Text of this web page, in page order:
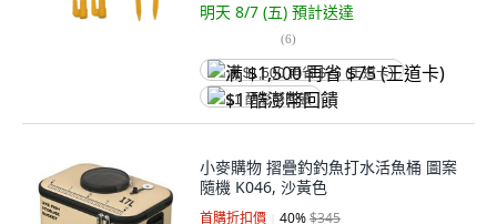
明天 8/7 (五) 預計送達
(6)
满 $1,500 再省 $75 (王道卡)
$1 酷澎幣回饋
小麥購物 摺疊釣釣魚打水活魚桶 圖案
隨機 K046, 沙黃色
首購折扣價 40%$345